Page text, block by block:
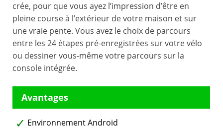
crée, pour que vous ayez l’impression d’être en
pleine course à l’extérieur de votre maison et sur
une vraie pente. Vous avez le choix de parcours
entre les 24 étapes pré-enregistrées sur votre vélo
ou dessiner vous-même votre parcours sur la
console intégrée.
Environnement Android